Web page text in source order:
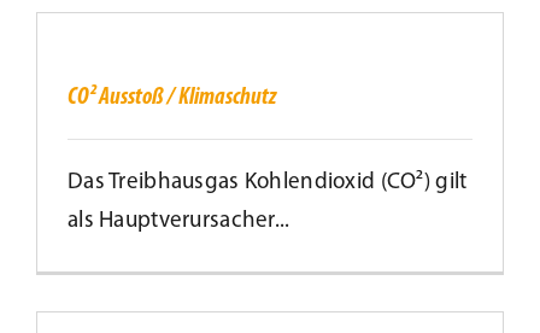
Klimaschutz
CO² Ausstoß / Klimaschutz
Das Treibhausgas Kohlendioxid (CO²) gilt
als Hauptverursacher...